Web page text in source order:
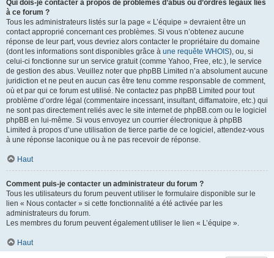
Qui dois-je contacter à propos de problèmes d’abus ou d’ordres légaux liés
à ce forum ?
Tous les administrateurs listés sur la page « L’équipe » devraient être un
contact approprié concernant ces problèmes. Si vous n’obtenez aucune
réponse de leur part, vous devriez alors contacter le propriétaire du domaine
(dont les informations sont disponibles grâce à une requête WHOIS), ou, si
celui-ci fonctionne sur un service gratuit (comme Yahoo, Free, etc.), le service
de gestion des abus. Veuillez noter que phpBB Limited n’a absolument aucune
juridiction et ne peut en aucun cas être tenu comme responsable de comment,
où et par qui ce forum est utilisé. Ne contactez pas phpBB Limited pour tout
problème d’ordre légal (commentaire incessant, insultant, diffamatoire, etc.) qui
ne sont pas directement reliés avec le site internet de phpBB.com ou le logiciel
phpBB en lui-même. Si vous envoyez un courrier électronique à phpBB
Limited à propos d’une utilisation de tierce partie de ce logiciel, attendez-vous
à une réponse laconique ou à ne pas recevoir de réponse.
Haut
Comment puis-je contacter un administrateur du forum ?
Tous les utilisateurs du forum peuvent utiliser le formulaire disponible sur le
lien « Nous contacter » si cette fonctionnalité a été activée par les
administrateurs du forum.
Les membres du forum peuvent également utiliser le lien « L’équipe ».
Haut